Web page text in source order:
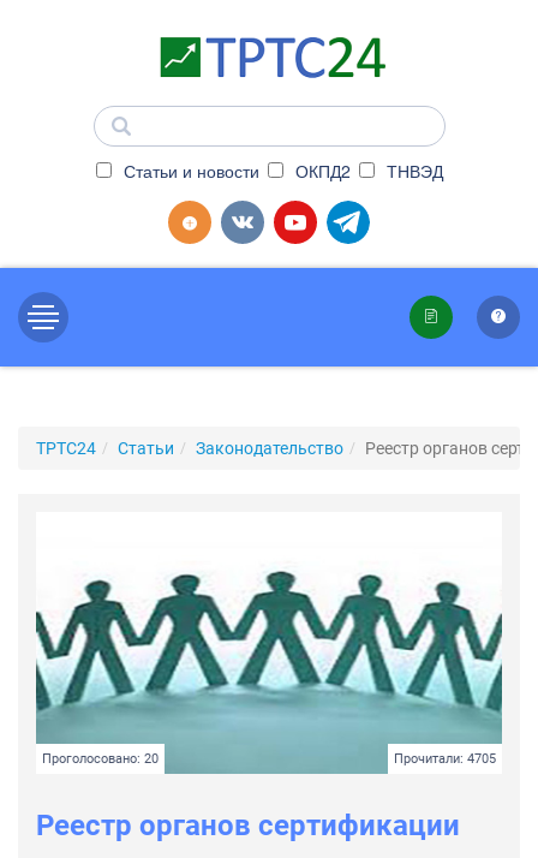
Статьи и новости ОКПД2 ТНВЭД
ТРТС24 Статьи Законодательство Реестр органов
Проголосовано: 20 Прочитали: 4705
Реестр органов сертификации